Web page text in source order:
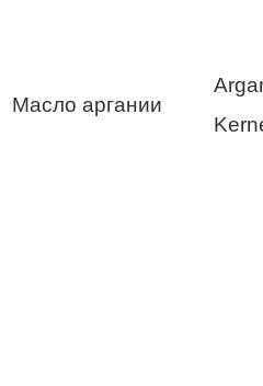
Масло аргании